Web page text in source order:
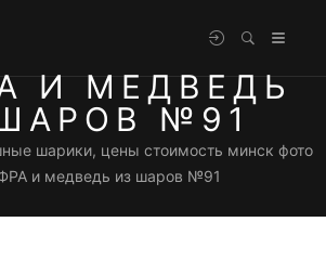
И МЕДВЕДЬ
№91
шарики, цены стоимость минск фото
и медведь из шаров №91